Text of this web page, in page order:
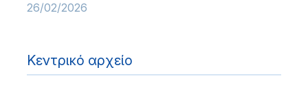
26/02/2026
Κεντρικό αρχείο